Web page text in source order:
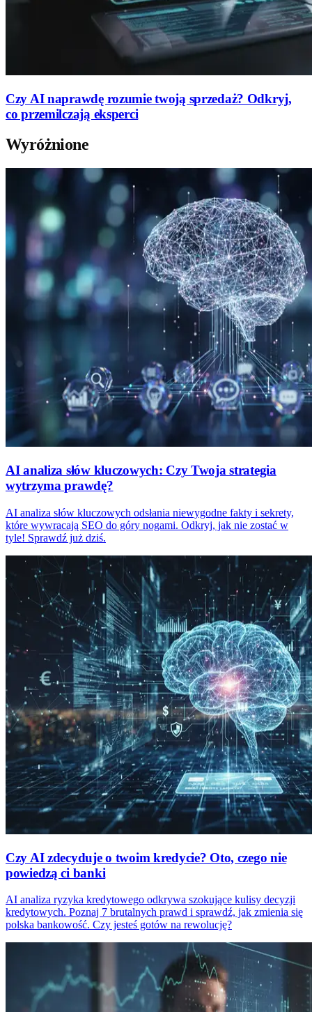
Czy AI naprawdę rozumie twoją sprzedaż? Odkryj,
co przemilczają eksperci
Wyróżnione
AI analiza słów kluczowych: Czy Twoja strategia
wytrzyma prawdę?
AI analiza słów kluczowych odsłania niewygodne fakty i sekrety,
które wywracają SEO do góry nogami. Odkryj, jak nie zostać w
tyle! Sprawdź już dziś.
Czy AI zdecyduje o twoim kredycie? Oto, czego nie
powiedzą ci banki
AI analiza ryzyka kredytowego odkrywa szokujące kulisy decyzji
kredytowych. Poznaj 7 brutalnych prawd i sprawdź, jak zmienia się
polska bankowość. Czy jesteś gotów na rewolucję?